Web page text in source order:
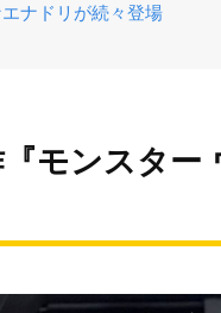
ナドリが続々登場
モンスター